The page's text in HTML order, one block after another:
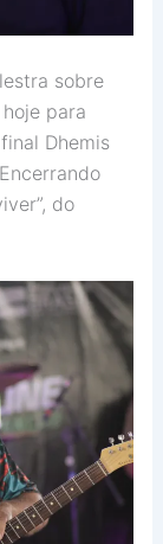
sobre
para
Dhemis
do